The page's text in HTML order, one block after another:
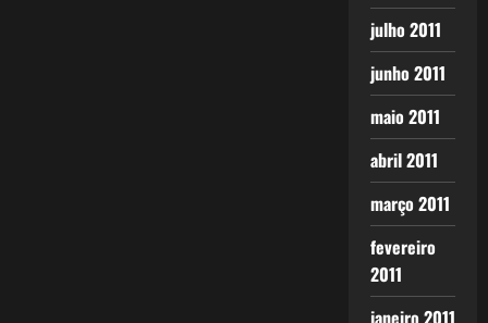
julho 2011
junho 2011
maio 2011
abril 2011
março 2011
fevereiro
2011
janeiro 2011